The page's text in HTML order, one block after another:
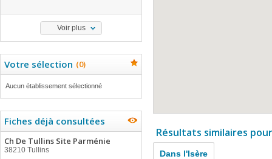
Voir plus
Votre sélection (0)
Aucun établissement sélectionné
Fiches déjà consultées
Ch De Tullins Site Parménie
38210 Tullins
Résultats similaires
Dans l'Isère